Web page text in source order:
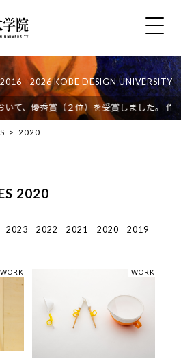
賞（２位）を受賞しました。 作品の詳
- 2026 KOBE DESIGN UNIVERSITY
2020
2020
2023 2022 2021 2020
2019
WORK WORK